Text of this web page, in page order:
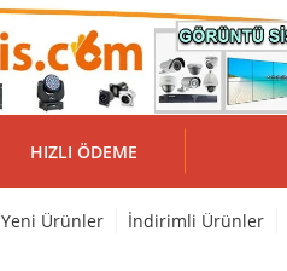
HIZLI ÖDEME
Yeni Ürünler İndirimli Ürünler